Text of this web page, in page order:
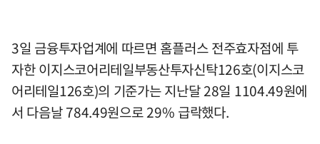
3일 금융투자업계에 따르면 홈플러스 전주효자점에 투
자한 이지스코어리테일부동산투자신탁126호(이지스코
어리테일126호)의 기준가는 지난달 28일 1104.49원에
서 다음날 784.49원으로 29% 급락했다.